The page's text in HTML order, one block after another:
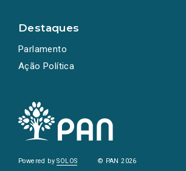
Destaques
Parlamento
Ação Política
Powered bySOLOS © PAN 2026